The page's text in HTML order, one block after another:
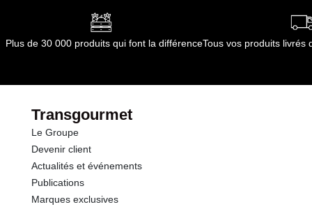
Plus de 30 000 produits qui font la différenceTous vos produits livrés
Transgourmet
Le Groupe
Devenir client
Actualités et événements
Publications
Marques exclusives